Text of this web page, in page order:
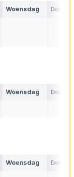
Woensdag
Woensdag
Woensdag